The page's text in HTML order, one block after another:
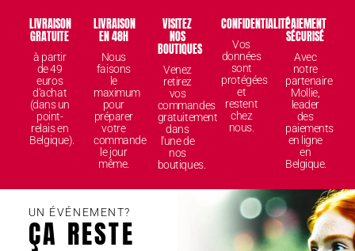
LIVRAISON
GRATUITE
à partir
de 49
euros
d'achat
(dans un
point-
relais en
Belgique).
LIVRAISON
EN 48H
Nous
faisons
le
maximum
pour
préparer
votre
commande
le jour
même.
VISITEZ
NOS
BOUTIQUES
Venez
retirez
vos
commandes
gratuitement
dans
l'une de
nos
boutiques.
CONFIDENTIALITÉ
Vos
données
sont
protégées
et
restent
chez
nous.
PAIEMENT
SÉCURISÉ
Avec
notre
partenaire
Mollie,
leader
des
paiements
en ligne
en
Belgique.
UN ÉVÉNEMENT?
ÇA RESTE